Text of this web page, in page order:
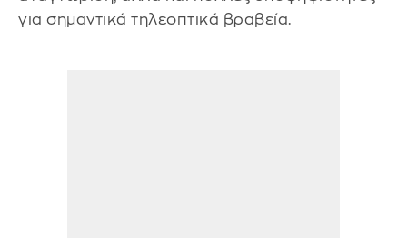
για σημαντικά τηλεοπτικά βραβεία.